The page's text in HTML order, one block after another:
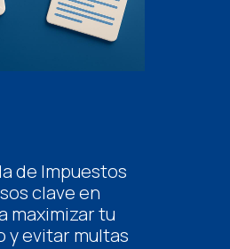
de Impuestos
clave en
maximizar tu
y evitar multas